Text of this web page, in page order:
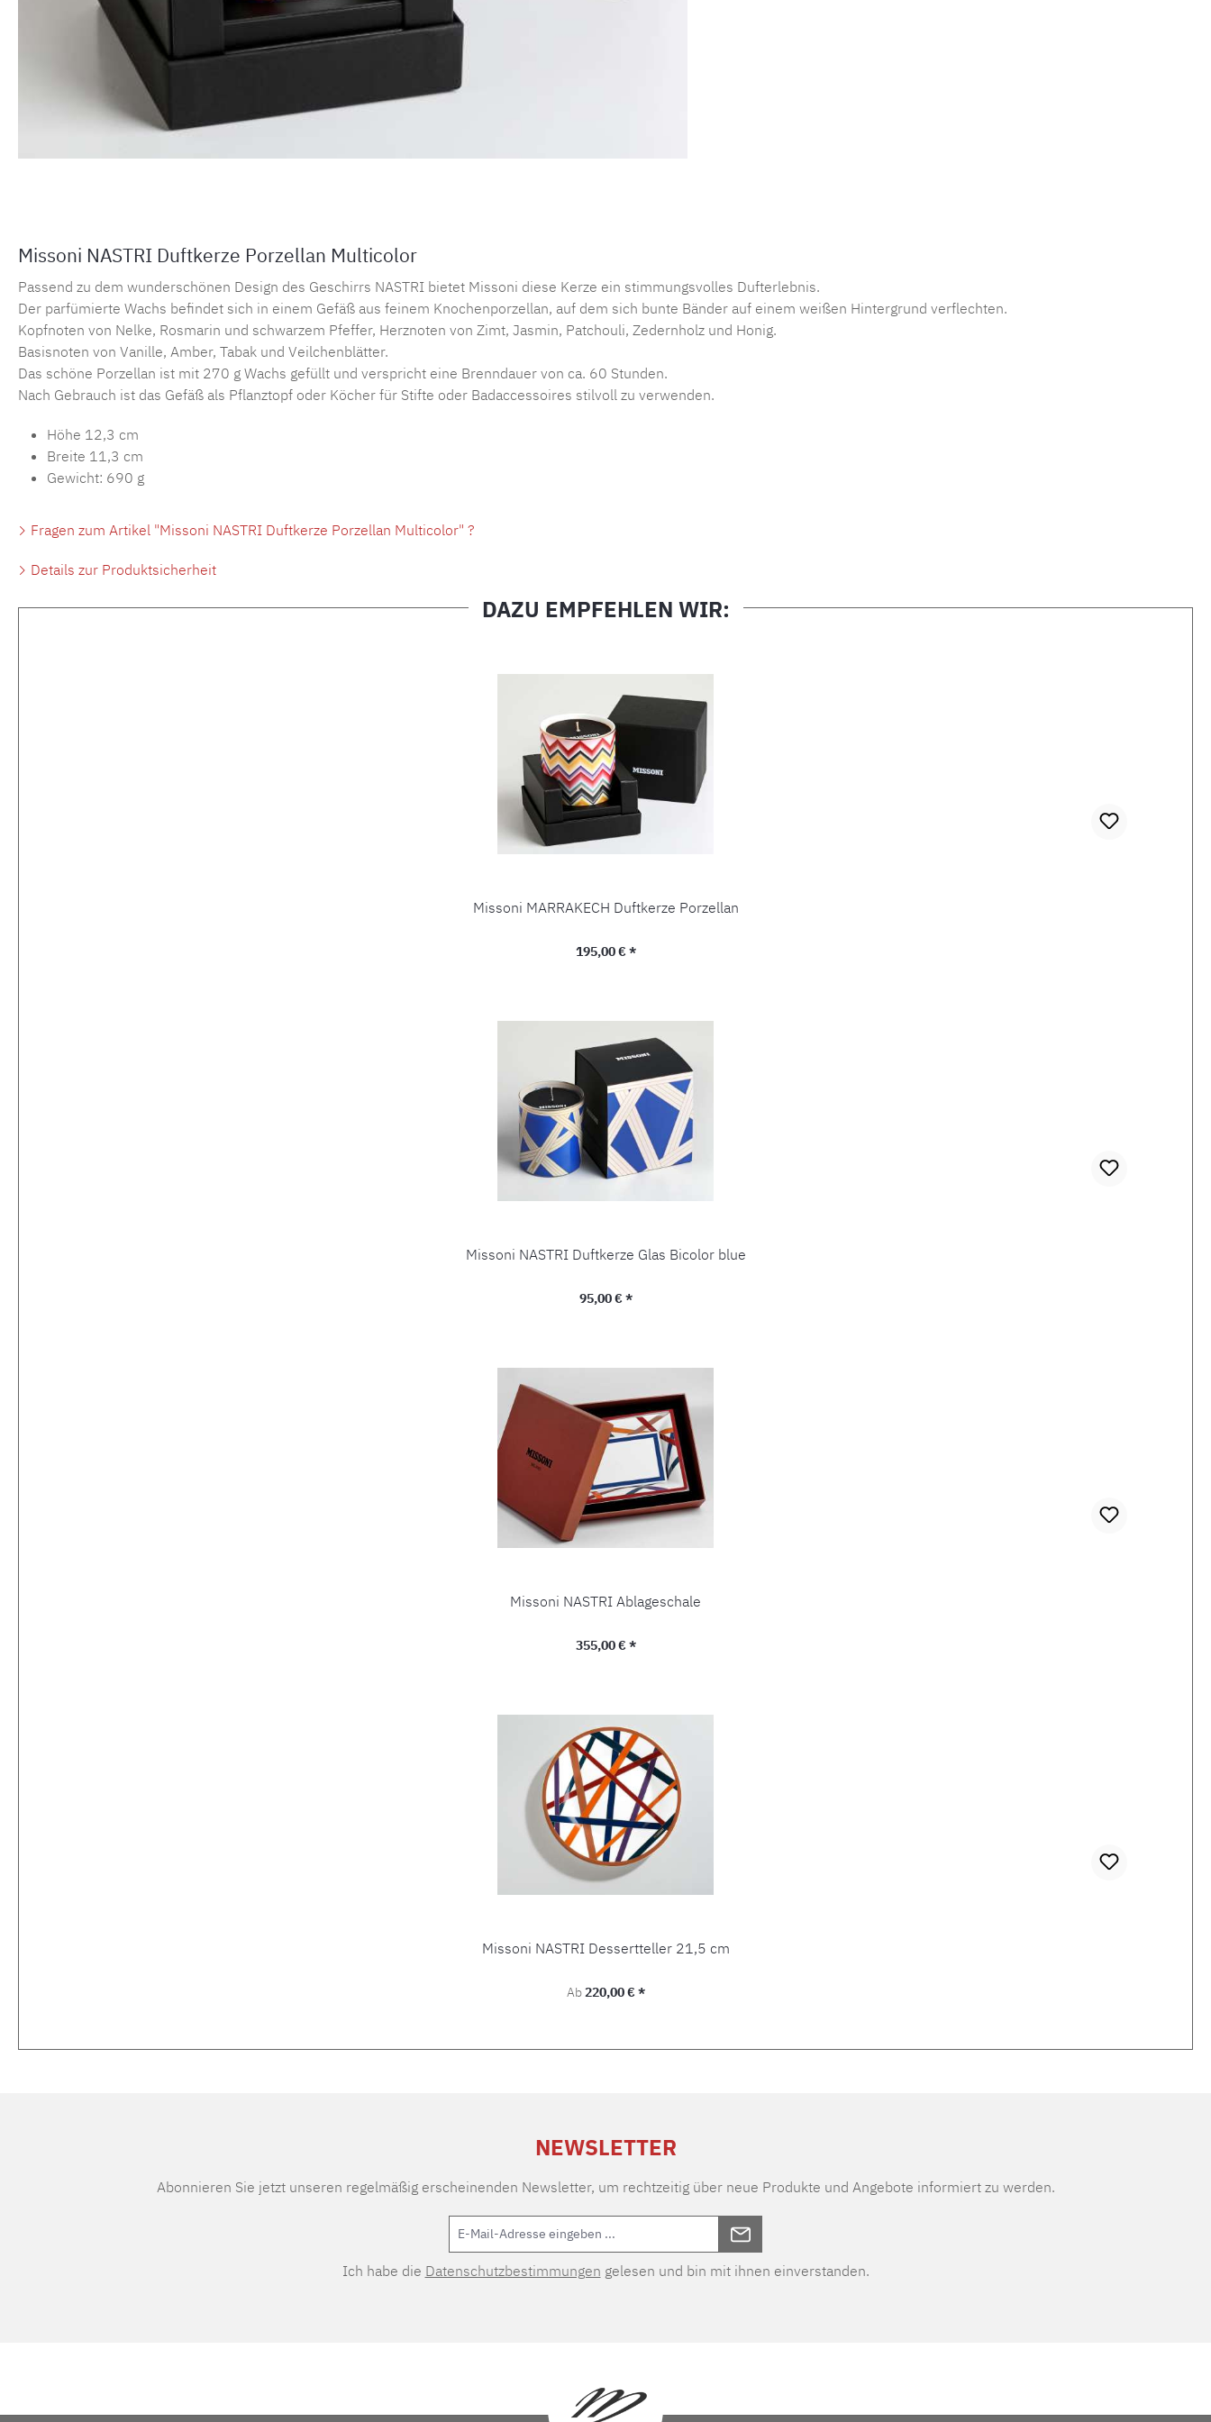
Missoni NASTRI Duftkerze Porzellan Multicolor
Passend zu dem wunderschönen Design des Geschirrs NASTRI bietet Missoni diese Kerze ein stimmungsvolles Dufterlebnis.
Der parfümierte Wachs befindet sich in einem Gefäß aus feinem Knochenporzellan, auf dem sich bunte Bänder auf einem weißen Hintergrund verflechten.
Kopfnoten von Nelke, Rosmarin und schwarzem Pfeffer, Herznoten von Zimt, Jasmin, Patchouli, Zedernholz und Honig.
Basisnoten von Vanille, Amber, Tabak und Veilchenblätter.
Das schöne Porzellan ist mit 270 g Wachs gefüllt und verspricht eine Brenndauer von ca. 60 Stunden.
Nach Gebrauch ist das Gefäß als Pflanztopf oder Köcher für Stifte oder Badaccessoires stilvoll zu verwenden.
Höhe 12,3 cm
Breite 11,3 cm
Gewicht: 690 g
Fragen zum Artikel "Missoni NASTRI Duftkerze Porzellan Multicolor" ?
Details zur Produktsicherheit
DAZU EMPFEHLEN WIR:
Missoni MARRAKECH Duftkerze Porzellan
Regulärer Preis:
195,00 € *
Missoni NASTRI Duftkerze Glas Bicolor blue
Regulärer Preis:
95,00 € *
Missoni NASTRI Ablageschale
Regulärer Preis:
355,00 € *
Missoni NASTRI Dessertteller 21,5 cm
Regulärer Preis:
Ab220,00 € *
NEWSLETTER
Abonnieren Sie jetzt unseren regelmäßig erscheinenden Newsletter, um rechtzeitig über neue Produkte und Angebote informiert zu werden.
Ich habe die Datenschutzbestimmungen gelesen und bin mit ihnen einverstanden.